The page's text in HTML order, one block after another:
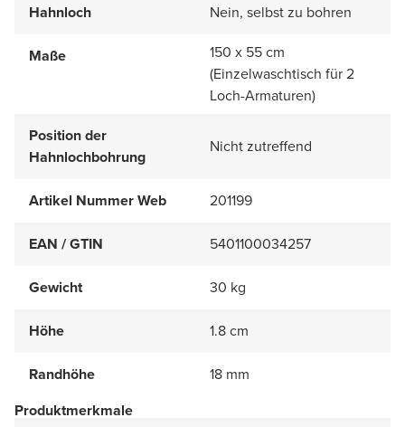
Hahnloch Nein, selbst zu bohren
Maße
150 x 55 cm
(Einzelwaschtisch für 2
Loch-Armaturen)
Position der
Hahnlochbohrung
Nicht zutreffend
Artikel Nummer Web 201199
EAN / GTIN 5401100034257
Gewicht 30 kg
Höhe 1.8 cm
Randhöhe
18 mm
Produktmerkmale